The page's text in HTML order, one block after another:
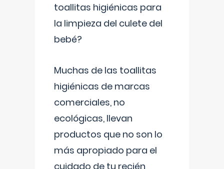
toallitas higiénicas para
la limpieza del culete del
bebé?
Muchas de las toallitas
higiénicas de marcas
comerciales, no
ecológicas, llevan
productos que no son lo
más apropiado para el
cuidado de tu recién